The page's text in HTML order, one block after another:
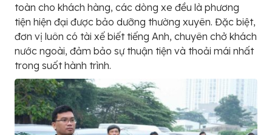
toàn cho khách hàng, các dòng xe đều là phương
tiện hiện đại được bảo dưỡng thường xuyên. Đặc biệt,
đơn vị luôn có tài xế biết tiếng Anh, chuyên chở khách
nước ngoài, đảm bảo sự thuận tiện và thoải mái nhất
trong suốt hành trình.